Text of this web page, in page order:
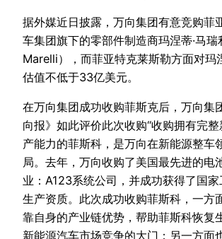
据外媒近日披露，万向集团有意竞购菲
车集团旗下的零部件制造商玛涅蒂·马
Marelli），而菲亚特克莱斯勒方面对玛
估值不低于33亿美元。
在万向集团成功收购菲斯克后，万向集
向报》如此评价此次收购“收购拥有完
产能力的菲斯科，是万向在新能源整车
局。去年，万向收购了美国最先进的电
业：A123系统公司，并成功获得了国
生产资质。此次成功收购菲斯科，一方
靠自身的产业链优势，帮助菲斯科恢复
新能源汽车市场竞争的大门；另一方面